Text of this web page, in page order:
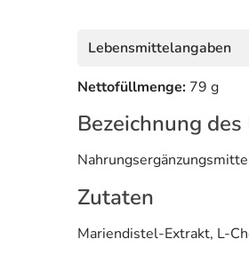
Lebensmittelangaben
Nettofüllmenge: 79 g
Bezeichnung
Zutaten
Mariendistel-Extrakt, L-